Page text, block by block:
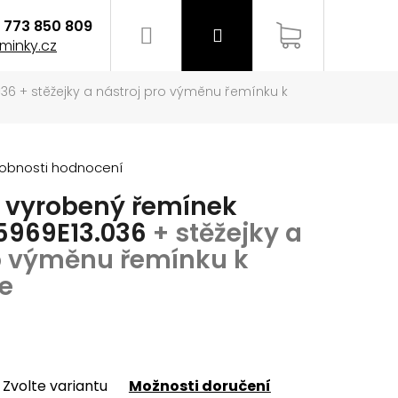
773 850 809 PřihlášeníNákupní
+ stěžejky a nástroj pro výměnu řemínku k
hodnocení
řemínek
+ stěžejky a
výměnu řemínku k
Zvolte variantu Možnosti doručení